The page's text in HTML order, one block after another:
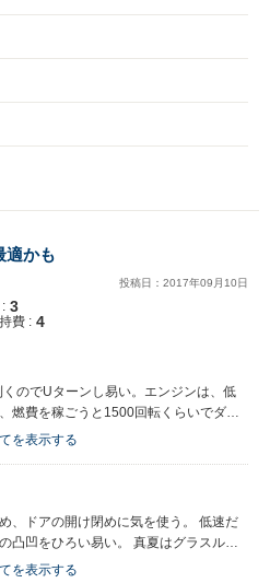
適かも
投稿日： 2017年09 月 10日
3
費 : 4
のでUターンし易い。エンジンは、低
燃費を稼ごうと1500回転くらいでダラ
しかないが、ターボが効く2500回
で付属してありお得感がある。右ハンド
なるところは特に無い。後姿はCINQタ
を表示する
、ドアの開け閉めに気を使う。 低速だ
凸凹をひろい易い。 真夏はグラスルー
。 高速では5速80キロで2500回転なの
を表示する